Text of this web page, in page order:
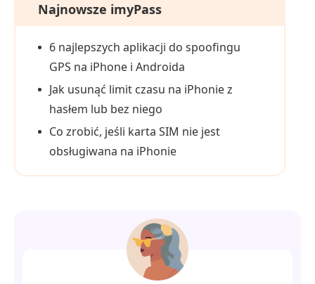
Najnowsze imyPass
6 najlepszych aplikacji do spoofingu
GPS na iPhone i Androida
Jak usunąć limit czasu na iPhonie z
hasłem lub bez niego
Co zrobić, jeśli karta SIM nie jest
obsługiwana na iPhonie